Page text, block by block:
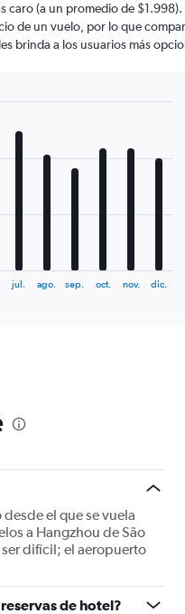
caro (a un promedio de $1.998).
de un vuelo, por lo que
brinda a los usuarios más
jul. ago. sep. oct. nov. dic.
el que se vuela
a Hangzhou de São
ser difícil; el aeropuerto
de hotel?